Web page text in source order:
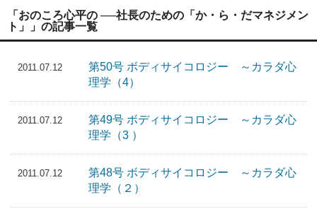
「おのころ心平の ──社長のための「か・ら・だマネジメン
ト」」の記事一覧
2011.07.12
第50号 ボディサイコロジー ～カラダ心
理学（4）
2011.07.12
第49号 ボディサイコロジー ～カラダ心
理学（3 ）
2011.07.12
第48号 ボディサイコロジー ～カラダ心
理学（２）